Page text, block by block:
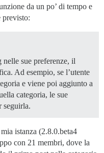
da un po’ di tempo e
previsto:
nelle sue preferenze, il
Ad esempio, se l’utente
e viene poi aggiunto a
categoria, le sue
seguirla.
istanza (2.8.0.beta4
con 21 membri, dove la